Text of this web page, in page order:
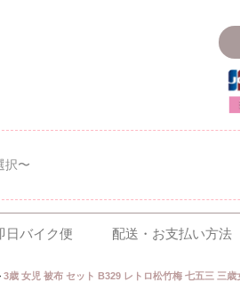
択〜
日バイク便 配送・お支払い方法
3歳 女児 被布 セット B329 レトロ松竹梅 七五三 三歳